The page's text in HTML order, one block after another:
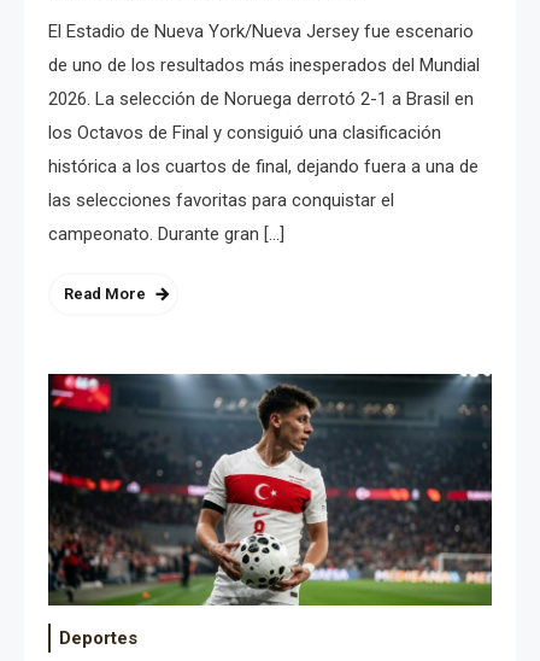
El Estadio de Nueva York/Nueva Jersey fue escenario
de uno de los resultados más inesperados del Mundial
2026. La selección de Noruega derrotó 2-1 a Brasil en
los Octavos de Final y consiguió una clasificación
histórica a los cuartos de final, dejando fuera a una de
las selecciones favoritas para conquistar el
campeonato. Durante gran […]
Read More
Deportes